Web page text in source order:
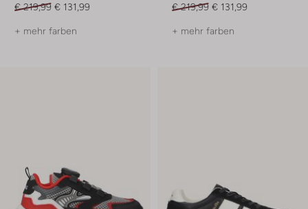
€ 219,99 € 131,99
+ mehr farben
€ 219,99 € 131,99
+ mehr farben